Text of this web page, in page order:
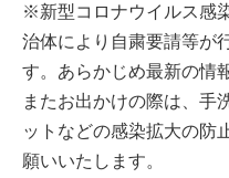
※新型コロナウイルス感
治体により自粛要請等が
す。あらかじめ最新の情
またお出かけの際は、手
ットなどの感染拡大の防
願いいたします。